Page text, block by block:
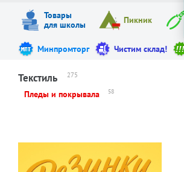
Товары
для школы
Пикник
Минпромторг Чистим склад!
Текстиль 275
Пледы и покрывала 58